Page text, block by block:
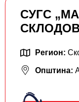
СУГС
Регион:
Општина: